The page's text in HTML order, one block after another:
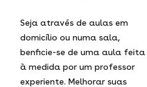
Seja através de aulas em
domicílio ou numa sala,
benficie-se de uma aula feita
à medida por um professor
experiente. Melhorar suas